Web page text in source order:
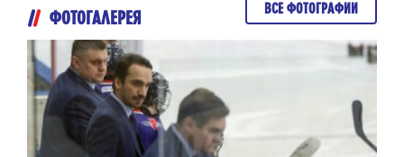
ФОТОГАЛЕРЕЯ ВСЕ ФОТОГРАФИИ